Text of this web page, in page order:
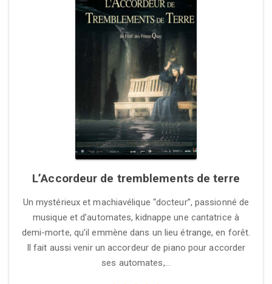
L’Accordeur de tremblements de terre
Un mystérieux et machiavélique “docteur”, passionné de
musique et d’automates, kidnappe une cantatrice à
demi-morte, qu’il emmène dans un lieu étrange, en forêt.
Il fait aussi venir un accordeur de piano pour accorder
ses automates,…